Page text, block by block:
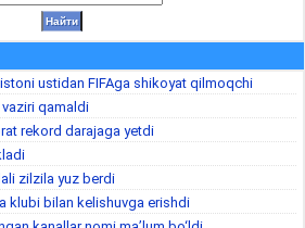
ustidan FIFAga shikoyat qilmoqchi
qamaldi
rekord darajaga yetdi
zilzila yuz berdi
klubi bilan kelishuvga erishdi